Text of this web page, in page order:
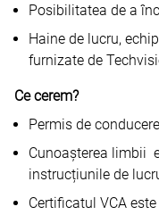
Posibilitatea de a
Haine de lucru,
furnizate de
Ce cerem?
Permis de
Cunoașterea limbii
instrucțiunile de
Certificatul VCA